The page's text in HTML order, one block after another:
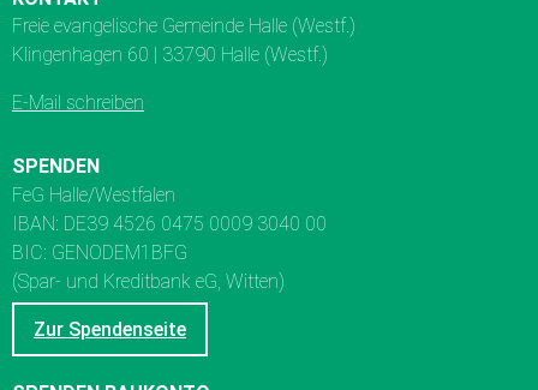
Freie evangelische Gemeinde Halle (Westf.)
Klingenhagen 60 | 33790 Halle (Westf.)
E-Mail schreiben
SPENDEN
FeG Halle/Westfalen
IBAN: DE39 4526 0475 0009 3040 00
BIC: GENODEM1BFG
(Spar- und Kreditbank eG, Witten)
Zur Spendenseite